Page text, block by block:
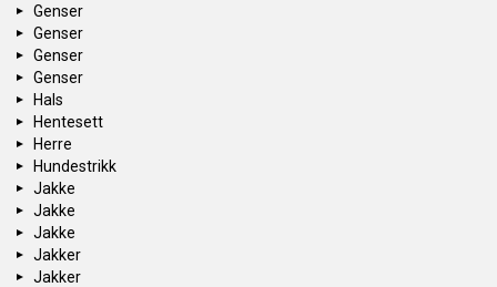
Genser
Genser
Genser
Genser
Hals
Hentesett
Herre
Hundestrikk
Jakke
Jakke
Jakke
Jakker
Jakker